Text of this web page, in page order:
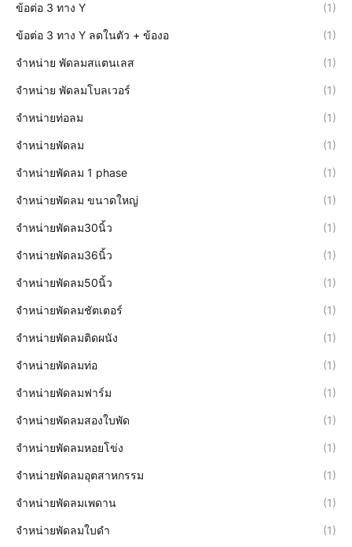
ข้อต่อ 3 ทาง Y (1)
ข้อต่อ 3 ทาง Y ลดในตัว + ข้องอ (1)
จำหน่าย พัดลมสแตนเลส (1)
จำหน่าย พัดลมโบลเวอร์ (1)
จำหน่ายท่อลม (1)
จำหน่ายพัดลม (1)
จำหน่ายพัดลม 1 phase (1)
จำหน่ายพัดลม ขนาดใหญ่ (1)
จำหน่ายพัดลม30นิ้ว (1)
จำหน่ายพัดลม36นิ้ว (1)
จำหน่ายพัดลม50นิ้ว (1)
จำหน่ายพัดลมชัตเตอร์ (1)
จำหน่ายพัดลมติดผนัง (1)
จำหน่ายพัดลมท่อ (1)
จำหน่ายพัดลมฟาร์ม (1)
จำหน่ายพัดลมสองใบพัด (1)
จำหน่ายพัดลมหอยโข่ง (1)
จำหน่ายพัดลมอุตสาหกรรม (1)
จำหน่ายพัดลมเพดาน (1)
จำหน่ายพัดลมใบดำ (1)